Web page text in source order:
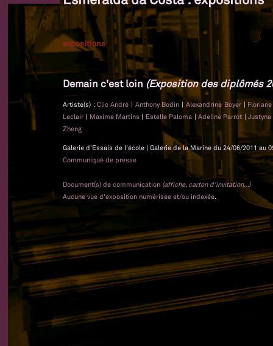
expositions
Demain c'est loin (Exposition des diplômés
Artiste(s) : Clio André | Anthony Bodin | Alexandrine Boyer |
Leclair | Maxime Martins | Estelle Paloma | Adeline Parrot |
Zheng
Galerie d'Essais de l'école | Galerie de la Marine du 24/06/2011 au
Communiqué de presse
Document(s) de communication (affiche, carton d'invitation...)
Aucune vue d'exposition numérisée et/ou indexée.